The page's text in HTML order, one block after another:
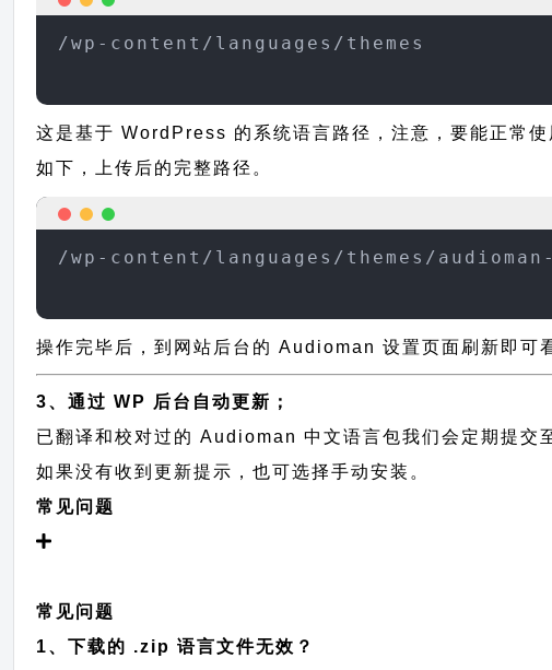
/wp-content/languages/themes
这是基于 WordPress 的系统语言路径，注意，要能正常
如下，上传后的完整路径。
/wp-content/languages/themes/audioman-
操作完毕后，到网站后台的 Audioman 设置页面刷新即可
3、通过 WP 后台自动更新；
已翻译和校对过的 Audioman 中文语言包我们会定期提
如果没有收到更新提示，也可选择手动安装。
常见问题
常见问题
1、下载的 .zip 语言文件无效？